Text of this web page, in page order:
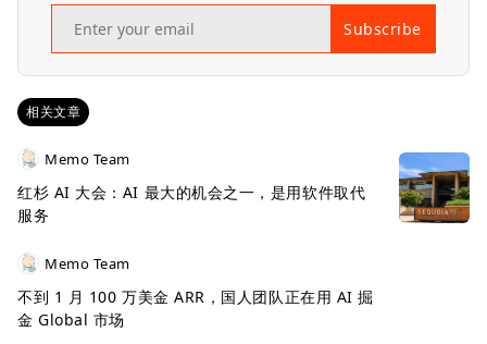
Subscribe
相关文章
Memo Team
红杉 AI 大会：AI 最大的机会之一，是用软件取代
服务
Memo Team
不到 1 月 100 万美金 ARR，国人团队正在用 AI 掘
金 Global 市场